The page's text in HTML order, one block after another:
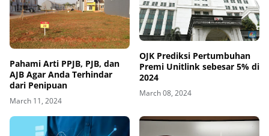
Pahami Arti PPJB, PJB, dan
AJB Agar Anda Terhindar
dari Penipuan
March 11, 2024
OJK Prediksi Pertumbuhan
Premi Unitlink sebesar 5% di
2024
March 08, 2024